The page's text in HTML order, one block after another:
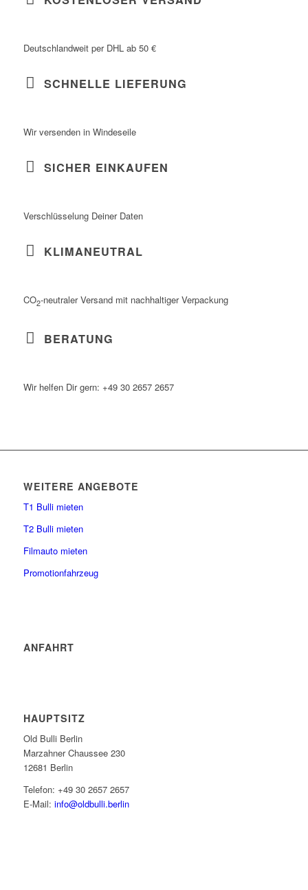
Deutschlandweit per DHL ab 50 €
SCHNELLE LIEFERUNG
Wir versenden in Windeseile
SICHER EINKAUFEN
Verschlüsselung Deiner Daten
KLIMANEUTRAL
CO2-neutraler Versand mit nachhaltiger Verpackung
BERATUNG
Wir helfen Dir gern: +49 30 2657 2657
WEITERE ANGEBOTE
T1 Bulli mieten
T2 Bulli mieten
Filmauto mieten
Promotionfahrzeug
ANFAHRT
HAUPTSITZ
Old Bulli Berlin
Marzahner Chaussee 230
12681 Berlin
Telefon: +49 30 2657 2657
E-Mail: info@oldbulli.berlin